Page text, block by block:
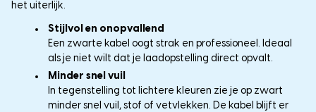
het uiterlijk.
Stijlvol en onopvallend
Een zwarte kabel oogt strak en professioneel. Ideaal
als je niet wilt dat je laadopstelling direct opvalt.
Minder snel vuil
In tegenstelling tot lichtere kleuren zie je op zwart
minder snel vuil, stof of vetvlekken. De kabel blijft er